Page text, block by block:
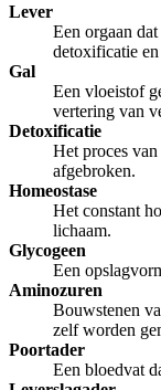
Afspelen
Lever
Een orgaan
detoxificatie
Gal
Een vloeistof
vertering van
Detoxificatie
Het proces
afgebroken.
Homeostase
Het constant
lichaam.
Glycogeen
Een
Aminozuren
Bouwstenen
zelf worden
Poortader
Een bloedvat